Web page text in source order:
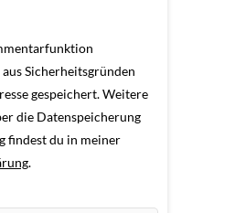
Sicherheitsgründen
gespeichert. Weitere
die Datenspeicherung
findest du in meiner
.